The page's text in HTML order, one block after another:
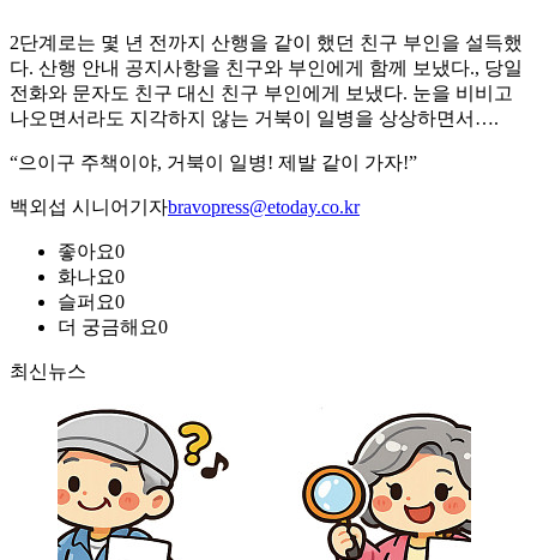
2단계로는 몇 년 전까지 산행을 같이 했던 친구 부인을 설득했
다. 산행 안내 공지사항을 친구와 부인에게 함께 보냈다., 당일
전화와 문자도 친구 대신 친구 부인에게 보냈다. 눈을 비비고
나오면서라도 지각하지 않는 거북이 일병을 상상하면서….
“으이구 주책이야, 거북이 일병! 제발 같이 가자!”
백외섭 시니어기자bravopress@etoday.co.kr
좋아요0
화나요0
슬퍼요0
더 궁금해요0
최신뉴스